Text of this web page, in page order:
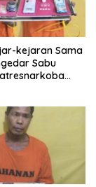
kejaran Sama
Sabu